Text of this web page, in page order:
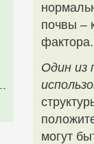
почвы –
фактора.
Один из
могут